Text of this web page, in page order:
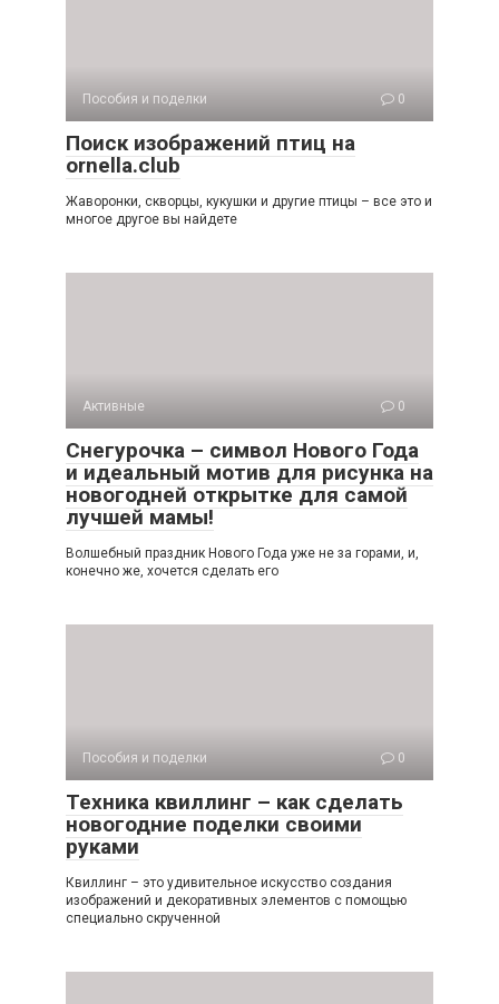
Пособия и поделки 0
Поиск изображений птиц на
ornella.club
Жаворонки, скворцы, кукушки и другие птицы – все это и
многое другое вы найдете
Активные 0
Снегурочка – символ Нового Года
и идеальный мотив для рисунка на
новогодней открытке для самой
лучшей мамы!
Волшебный праздник Нового Года уже не за горами, и,
конечно же, хочется сделать его
Пособия и поделки 0
Техника квиллинг – как сделать
новогодние поделки своими
руками
Квиллинг – это удивительное искусство создания
изображений и декоративных элементов с помощью
специально скрученной